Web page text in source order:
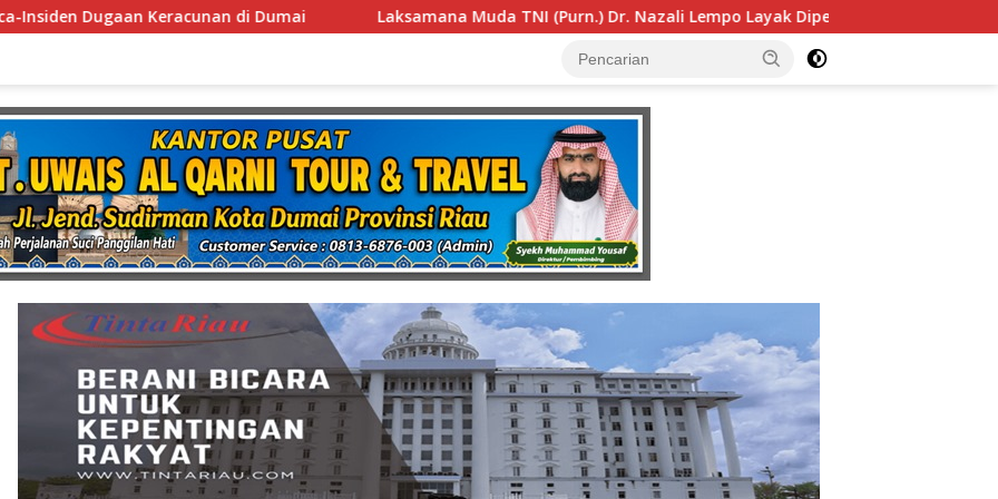
Laksamana Muda TNI (Purn.) Dr. Nazali Lempo Layak Dipertimbangkan sebagai Jaksa Agung: Tegas, Berintegritas, dan